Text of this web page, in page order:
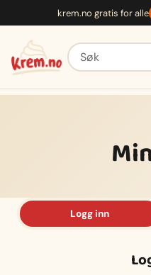
innhold
krem.no gratis for alle
Søk etter
Logg inn